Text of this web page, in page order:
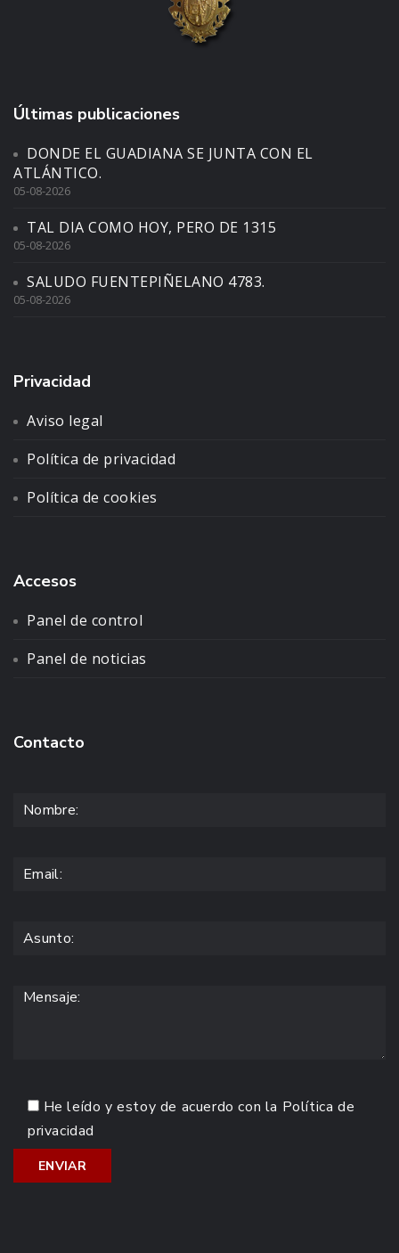
Últimas publicaciones
DONDE EL GUADIANA SE JUNTA CON EL
ATLÁNTICO.
05-08-2026
TAL DIA COMO HOY, PERO DE 1315
05-08-2026
SALUDO FUENTEPIÑELANO 4783.
05-08-2026
Privacidad
Aviso legal
Política de privacidad
Política de cookies
Accesos
Panel de control
Panel de noticias
Contacto
He leído y estoy de acuerdo con la Política de
privacidad